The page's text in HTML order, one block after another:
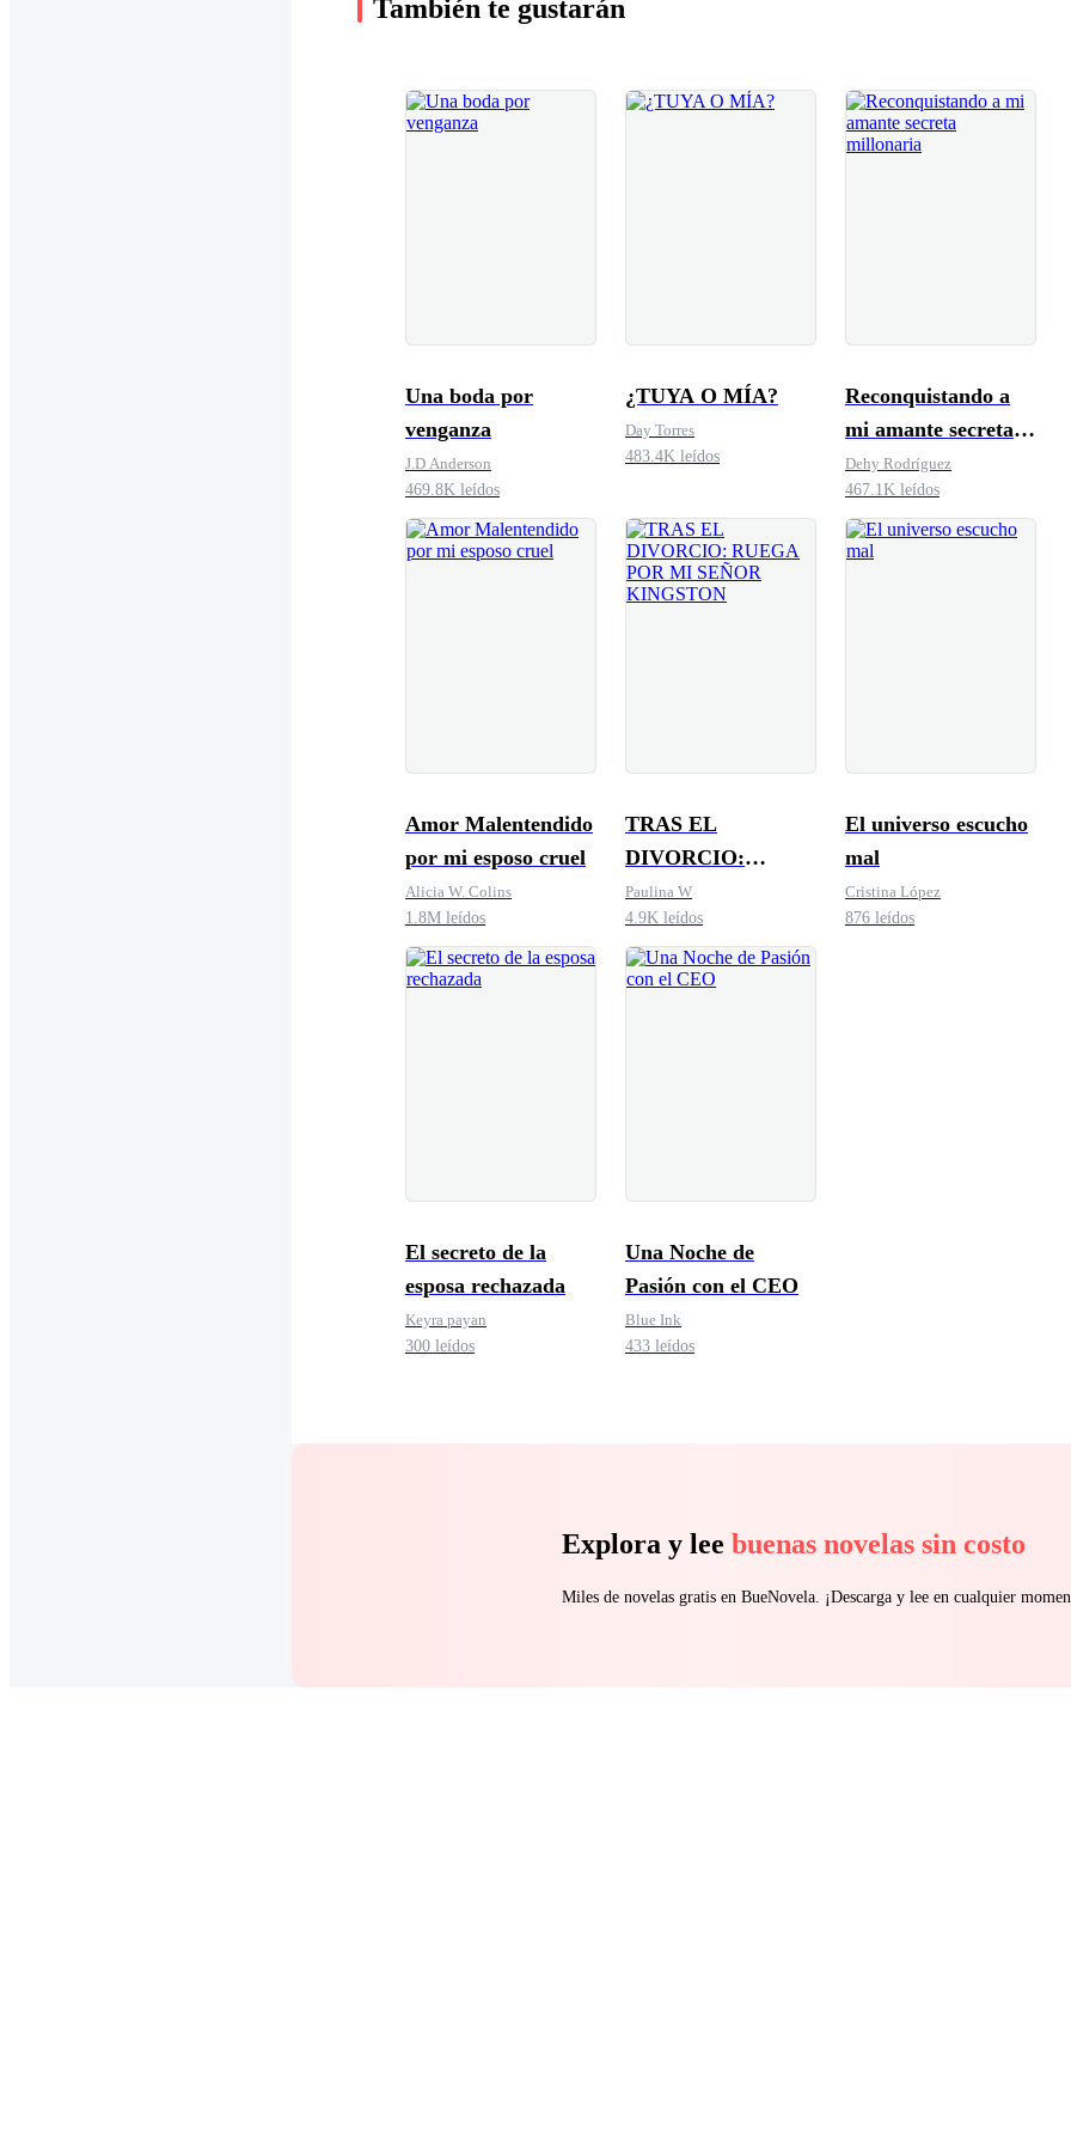
También te gustarán
Una boda por
venganza
J.D Anderson
469.8K leídos
¿TUYA O MÍA?
Day Torres
483.4K leídos
Reconquistando a
mi amante secreta
millonaria
Dehy Rodríguez
467.1K leídos
Amor Malentendido
por mi esposo cruel
Alicia W. Colins
1.8M leídos
TRAS EL
DIVORCIO:
RUEGA POR MI
SEÑOR
KINGSTON
Paulina W
4.9K leídos
El universo escucho
mal
Cristina López
876 leídos
El secreto de la
esposa rechazada
Keyra payan
300 leídos
Una Noche de
Pasión con el CEO
Blue Ink
433 leídos
Explora y lee buenas novelas sin costo
Miles de novelas gratis en BueNovela. ¡Descarga y lee en cualquier